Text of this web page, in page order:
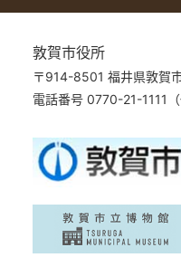
敦賀市役所
〒914-8501 福井県敦賀
電話番号 0770-21-1111（